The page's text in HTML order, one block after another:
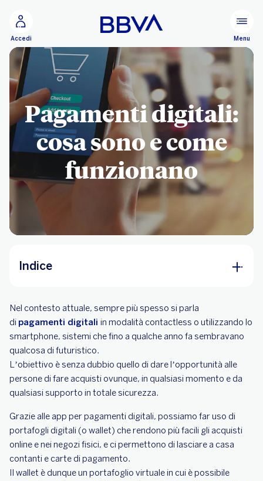
Configurare
Accedi Menu
Pagamenti digitali:
cosa sono e come
funzionano
Indice
Il wallet digitale di BBVA
Nel contesto attuale, sempre più spesso si parla
di pagamenti digitali in modalità contactless o utilizzando lo
smartphone, sistemi che fino a qualche anno fa sembravano
qualcosa di futuristico.
L’obiettivo è senza dubbio quello di dare l’opportunità alle
persone di fare acquisti ovunque, in qualsiasi momento e da
qualsiasi supporto in totale sicurezza.
Grazie alle app per pagamenti digitali, possiamo far uso di
portafogli digitali (o wallet) che rendono più facili gli acquisti
online e nei negozi fisici, e ci permettono di lasciare a casa
contanti e carte di pagamento.
Il wallet è dunque un portafoglio virtuale in cui è possibile